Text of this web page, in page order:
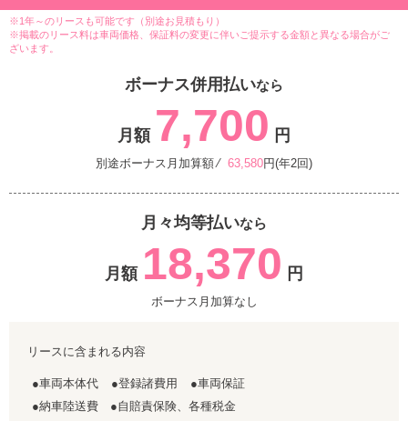
※1年～のリースも可能です（別途お見積もり）
※掲載のリース料は車両価格、保証料の変更に伴いご提示する金額と異なる場合がご
ざいます。
ボーナス併用払いなら
月額 7,700 円
別途ボーナス月加算額 ⁄ 63,580円(年2回)
月々均等払いなら
月額 18,370 円
ボーナス月加算なし
リースに含まれる内容
●車両本体代 ●登録諸費用
●車両保証
●納車陸送費 ●自賠責保険、各種税金